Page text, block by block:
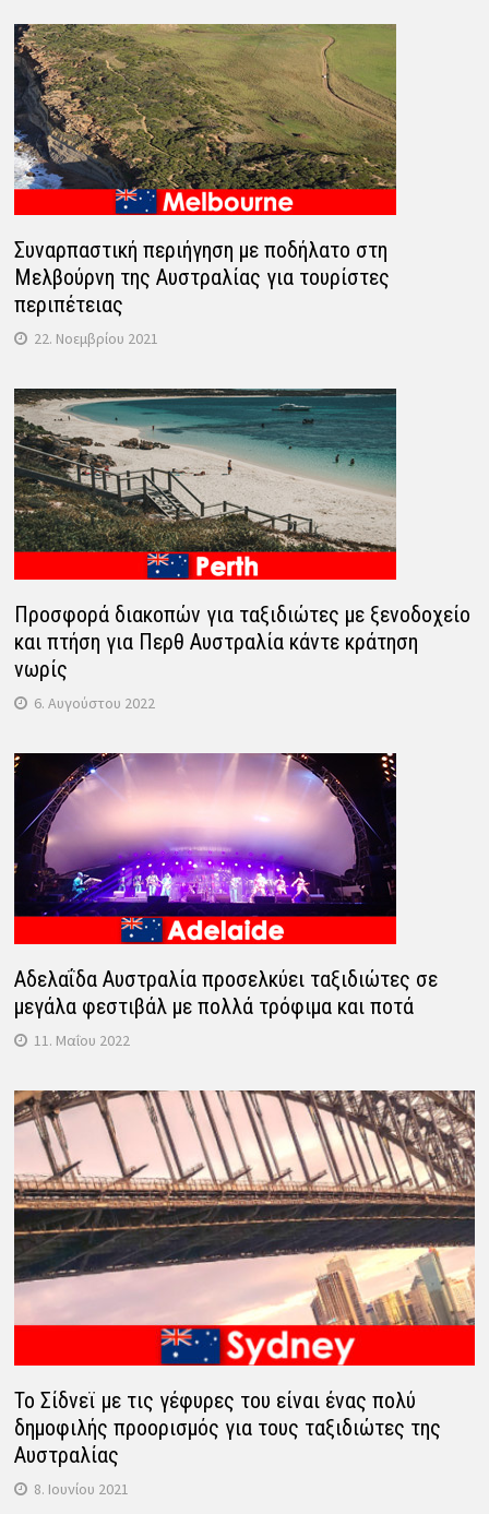
Συναρπαστική περιήγηση με ποδήλατο στη
Μελβούρνη της Αυστραλίας για τουρίστες
περιπέτειας
22. Νοεμβρίου 2021
Προσφορά διακοπών για ταξιδιώτες με ξενοδοχείο
και πτήση για Περθ Αυστραλία κάντε κράτηση
νωρίς
6. Αυγούστου 2022
Αδελαΐδα Αυστραλία προσελκύει ταξιδιώτες σε
μεγάλα φεστιβάλ με πολλά τρόφιμα και ποτά
11. Μαΐου 2022
Το Σίδνεϊ με τις γέφυρες του είναι ένας πολύ
δημοφιλής προορισμός για τους ταξιδιώτες της
Αυστραλίας
8. Ιουνίου 2021